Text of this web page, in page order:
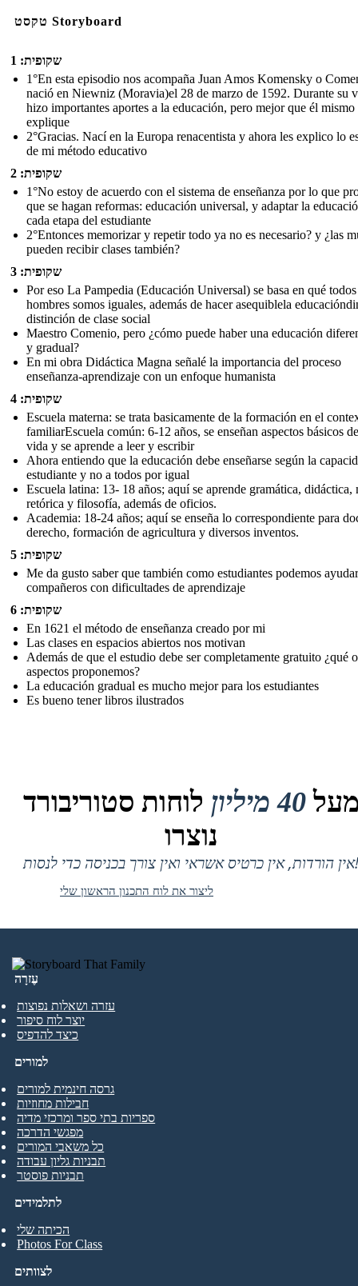
טקסט Storyboard
שקופית: 1
1°En esta episodio nos acompaña Juan Amos Komensky o
nació en Niewniz (Moravia)el 28 de marzo de 1592. Durante su
hizo importantes aportes a la educación, pero mejor que él mismo
explique
2°Gracias. Nací en la Europa renacentista y ahora les explico lo
de mi método educativo
שקופית: 2
1°No estoy de acuerdo con el sistema de enseñanza por lo que
que se hagan reformas: educación universal, y adaptar la
cada etapa del estudiante
2°Entonces memorizar y repetir todo ya no es necesario? y ¿las
pueden recibir clases también?
שקופית: 3
Por eso La Pampedia (Educación Universal) se basa en qué
hombres somos iguales, además de hacer asequiblela
distinción de clase social
Maestro Comenio, pero ¿cómo puede haber una educación
y gradual?
En mi obra Didáctica Magna señalé la importancia del proceso
enseñanza-aprendizaje con un enfoque humanista
שקופית: 4
Escuela materna: se trata basicamente de la formación en el
familiarEscuela común: 6-12 años, se enseñan aspectos básicos
vida y se aprende a leer y escribir
Ahora entiendo que la educación debe enseñarse según la
estudiante y no a todos por igual
Escuela latina: 13- 18 años; aquí se aprende gramática, didáctica,
retórica y filosofía, además de oficios.
Academia: 18-24 años; aquí se enseña lo correspondiente para
derecho, formación de agricultura y diversos inventos.
שקופית: 5
Me da gusto saber que también como estudiantes podemos
compañeros con dificultades de aprendizaje
שקופית: 6
En 1621 el método de enseñanza creado por mi
Las clases en espacios abiertos nos motivan
Además de que el estudio debe ser completamente gratuito ¿qué
aspectos proponemos?
La educación gradual es mucho mejor para los estudiantes
Es bueno tener libros ilustrados
40 מיליון
לוחות סטוריבורד
נוצרו
אין הורדות, אין כרטיס אשראי ואין צורך בכניסה כדי לנסות!
ליצור את לוח התכנון הראשון שלי
עֶזרָה
עזרה ושאלות נפוצות
יוצר לוח סיפור
כיצד להדפיס
לתלמידים
הכיתה שלי
Photos For Class
למורים
גרסה חינמית למורים
חבילות מחוזיות
ספריות בתי ספר ומרכזי מדיה
מפגשי הדרכה
כל משאבי המורים
תבניות גליון עבודה
תבניות פוסטר
לצוותים